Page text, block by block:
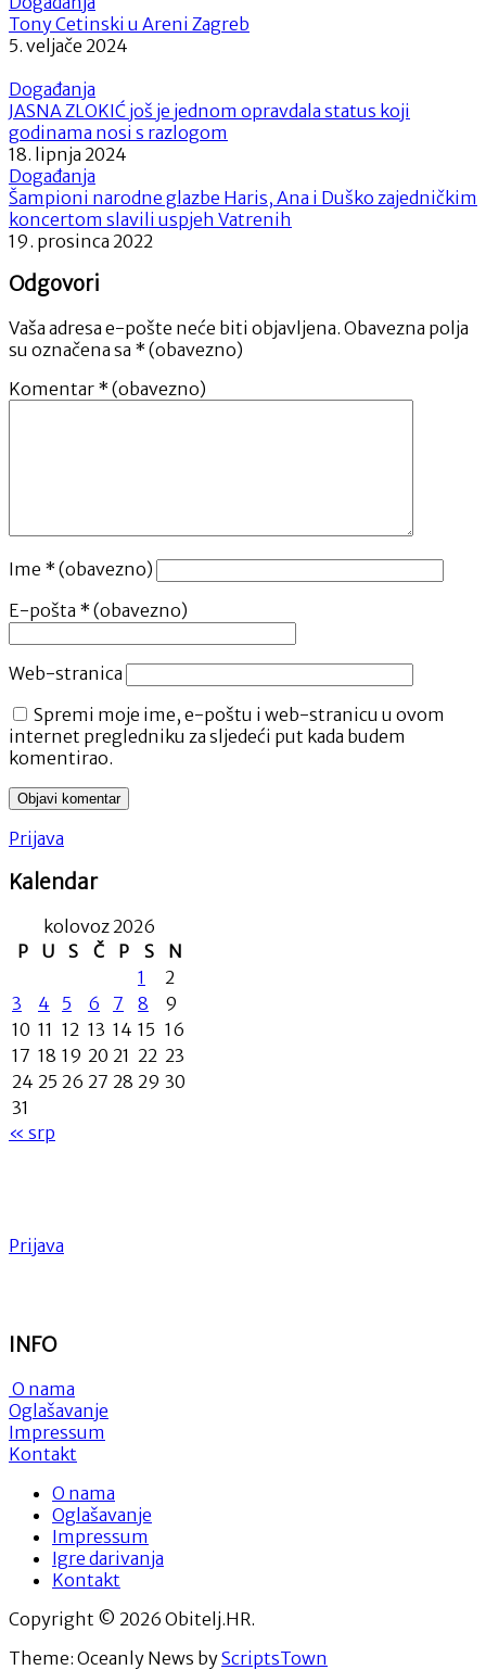
Tony Cetinski u Areni Zagreb
5. veljače 2024
Događanja
JASNA ZLOKIĆ još je jednom opravdala status koji
godinama nosi s razlogom
18. lipnja 2024
Događanja
Šampioni narodne glazbe Haris, Ana i Duško zajedničkim
koncertom slavili uspjeh Vatrenih
19. prosinca 2022
Odgovori
Vaša adresa e-pošte neće biti objavljena. Obavezna polja
su označena sa * (obavezno)
Komentar * (obavezno)
Ime * (obavezno)
E-pošta * (obavezno)
Web-stranica
Spremi moje ime, e-poštu i web-stranicu u ovom
internet pregledniku za sljedeći put kada budem
komentirao.
Prijava
Kalendar
kolovoz 2026
P
U S Č P S
N
1
2
3
4 5 6 7 8
9
10 11 12 13 14 15 16
17 18 19 20 21 22 23
24 25 26 27 28 29 30
31
« srp
Prijava
INFO
O nama
Oglašavanje
Impressum
Kontakt
O nama
Oglašavanje
Impressum
Igre darivanja
Kontakt
Copyright © 2026 Obitelj.HR.
Theme: Oceanly News byScriptsTown